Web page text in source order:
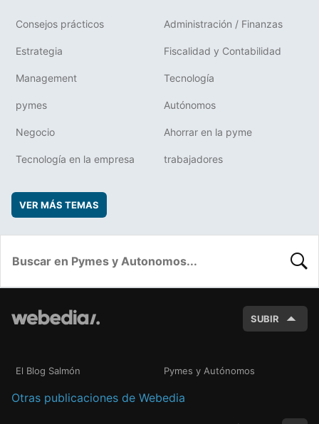
Consejos prácticos Administración / Finanzas
Estrategia Fiscalidad y Contabilidad
Management Tecnología
pymes Autónomos
Negocio Ahorrar en la pyme
Tecnología en la empresa trabajadores
VER MÁS TEMAS
SUBIR
El Blog Salmón Pymes y Autónomos
Otras publicaciones de Webedia